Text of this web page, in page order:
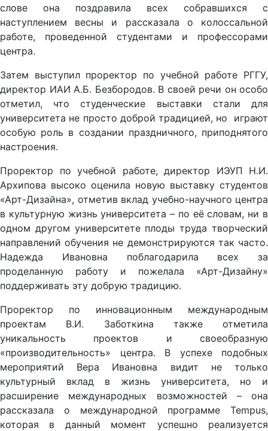
слове она поздравила всех собравшихся с
наступлением весны и рассказала о колоссальной
работе, проведенной студентами и профессорами
центра.
Затем выступил проректор по учебной работе РГГУ,
директор ИАИ А.Б. Безбородов. В своей речи он особо
отметил, что студенческие выставки стали для
университета не просто доброй традицией, но играют
особую роль в создании праздничного, приподнятого
настроения.
Проректор по учебной работе, директор ИЭУП Н.И.
Архипова высоко оценила новую выставку студентов
«Арт-Дизайна», отметив вклад учебно-научного центра
в культурную жизнь университета – по её словам, ни в
одном другом университете плоды труда творческий
направлений обучения не демонстрируются так часто.
Надежда Ивановна поблагодарила всех за
проделанную работу и пожелала «Арт-Дизайну»
поддерживать эту добрую традицию.
Проректор по инновационным международным
проектам В.И. Заботкина также отметила
уникальность проектов и своеобразную
«производительность» центра. В успехе подобных
мероприятий Вера Ивановна видит не только
культурный вклад в жизнь университета, но и
расширение международных возможностей – она
рассказала о международной программе Tempus,
которая в данный момент успешно реализуется